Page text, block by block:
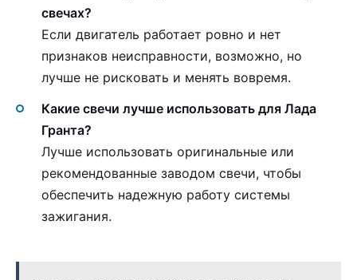
свечах?
Если двигатель работает ровно и нет
признаков неисправности, возможно, но
лучше не рисковать и менять вовремя.
Какие свечи лучше использовать для Лада
Гранта?
Лучше использовать оригинальные или
рекомендованные заводом свечи, чтобы
обеспечить надежную работу системы
зажигания.